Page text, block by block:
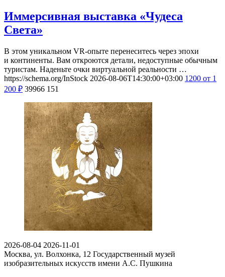
Иммерсивная выставка «Чудеса
Света»
В этом уникальном VR-опыте перенеситесь через эпохи
и континенты. Вам откроются детали, недоступные обычным
туристам. Наденьте очки виртуальной реальности …
https://schema.org/InStock 2026-08-06T14:30:00+03:00 1200 от 1
200 ₽ 39966 151
2026-08-04 2026-11-01
Москва, ул. Волхонка, 12 Государственный музей
изобразительных искусств имени А.С. Пушкина